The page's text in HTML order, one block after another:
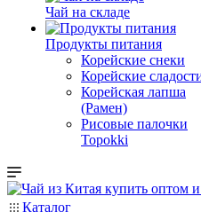
Чай на складе
Продукты питания
Корейские снеки
Корейские
Корейская лапша
(Рамен)
Рисовые палочки
Topokki
Каталог